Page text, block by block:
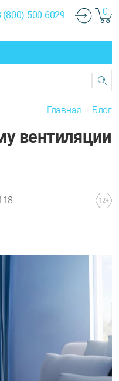
(800) 500-6029 0
Главная Блог
вентиляции